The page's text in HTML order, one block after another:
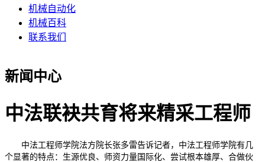
机械自动化
机械百科
联系我们
新闻中心
中法联袂共育将来精采工程师
中法工程师学院法方院长张多雷告诉记者，中法工程师学院有几
个显著的特点：生源优良、师资力量国际化、尝试根本雄厚、合做伙